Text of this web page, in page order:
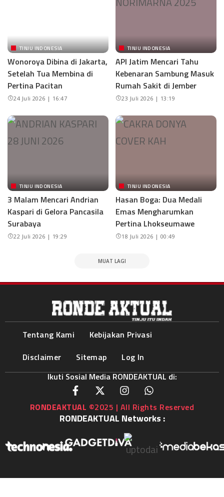
TINJU INDONESIA
Wonoroya Dibina di Jakarta,
Setelah Tua Membina di
Pertina Pacitan
24 Juli 2026 | 16:47
TINJU INDONESIA
API Jatim Mencari Tahu
Kebenaran Sambung Masuk
Rumah Sakit di Jember
23 Juli 2026 | 13:19
TINJU INDONESIA
3 Malam Mencari Andrian
Kaspari di Gelora Pancasila
Surabaya
22 Juli 2026 | 19:29
TINJU INDONESIA
Hasan Boga: Dua Medali
Emas Mengharumkan
Pertina Lhokseumawe
18 Juli 2026 | 00:49
MUAT LAGI
Tentang Kami
Kebijakan Privasi
Disclaimer
Sitemap
Log In
Ikuti Sosial Media RONDEAKTUAL di:
RONDEAKTUAL ©2025 | All Rights Reserved
RONDEAKTUAL Networks :